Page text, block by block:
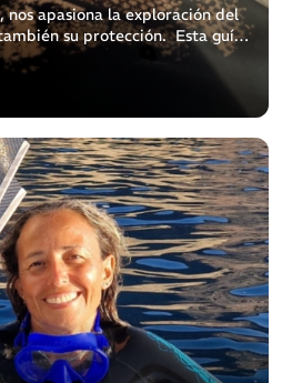
apasiona la exploración del
su protección. Esta guía
a eliminar correctamente tu
[...]